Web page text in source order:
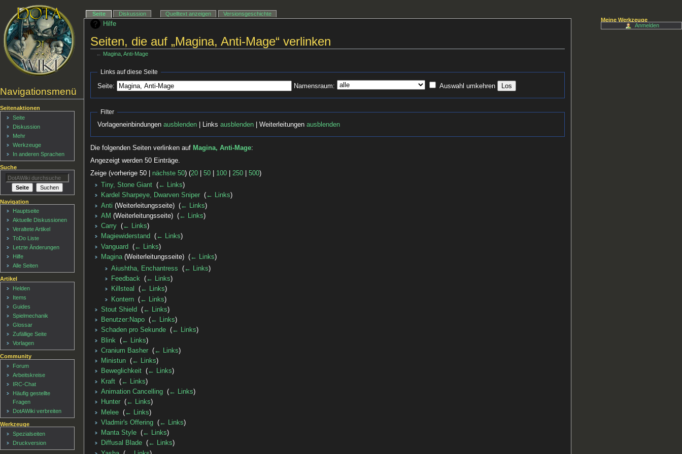
Hilfe
Seiten, die auf „Magina, Anti-Mage“ verlinken
← Magina, Anti-Mage
Links auf diese Seite
Seite: Namensraum: Auswahl umkehren
Filter
Vorlageneinbindungenausblenden | Linksausblenden | Weiterleitungenausblenden
Die folgenden Seiten verlinken auf Magina, Anti-Mage:
Angezeigt werden 50 Einträge.
Zeige (vorherige 50 | nächste 50) (20 |50 100 |250 |500)
Tiny, Stone Giant‎ (← Links)
Kardel Sharpeye, Dwarven Sniper‎ (← Links)
Anti (Weiterleitungsseite) ‎ (← Links)
AM (Weiterleitungsseite) ‎ (← Links)
Carry‎ (← Links)
Magiewiderstand
(← Links)
Vanguard
(← Links)
Magina(Weiterleitungsseite) ‎ (← Links)
Aiushtha, Enchantress
(← Links)
Feedback‎ (← Links)
Killsteal
(← Links)
Kontern‎ (← Links)
Stout Shield
(← Links)
Benutzer:Napo‎ (← Links)
Schaden pro Sekunde‎ (← Links)
Blink
(← Links)
Cranium Basher‎ (← Links)
Ministun‎ (← Links)
Beweglichkeit‎ (← Links)
Kraft‎ (← Links)
Animation Cancelling‎ (← Links)
Hunter‎ (← Links)
Melee‎ (← Links)
Vladmir's Offering‎ (← Links)
Manta Style‎ (← Links)
Diffusal Blade‎ (← Links)
Navigationsmenü
Seite Diskussion Quelltext anzeigen Versionsgeschichte
Seitenaktionen
Seite
Diskussion
Mehr
Werkzeuge
In anderen Sprachen
Meine Werkzeuge
Anmelden
Suche
Navigation
Hauptseite
Aktuelle Diskussionen
Veraltete Artikel
ToDo Liste
Letzte Änderungen
Hilfe
Alle Seiten
Artikel
Helden
Items
Guides
Spielmechanik
Glossar
Zufällige Seite
Vorlagen
Community
Forum
Arbeitskreise
IRC-Chat
Häufig gestellte
Fragen
DotAWiki verbreiten
Werkzeuge
Spezialseiten
Druckversion